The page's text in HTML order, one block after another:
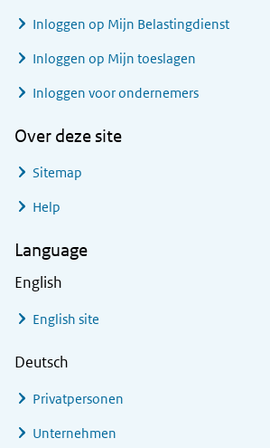
Inloggen op Mijn Belastingdienst
Inloggen op Mijn toeslagen
Inloggen voor ondernemers
Over deze site
Sitemap
Help
Language
English
English site
Deutsch
Privatpersonen
Unternehmen